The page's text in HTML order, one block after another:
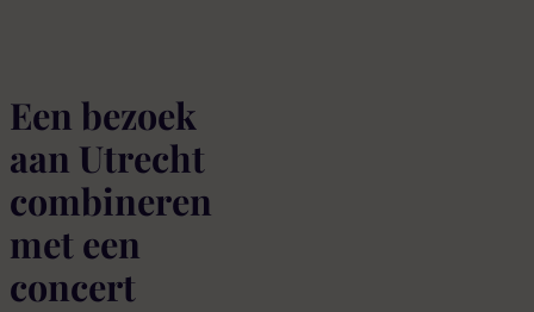
Een bezoek
aan Utrecht
combineren
met een
concert